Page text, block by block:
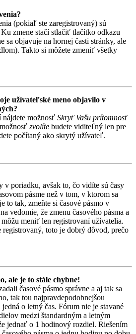
(pokiaľ ste zaregistrovaný) sú
zmene stačí stlačiť tlačítko odkazu
sa objavuje na hornej časti stránky, ale
Takto si môžete zmeniť všetky
užívateľské meno objavilo v
nájdete možnosť Skryť Vašu prítomnosť
zvolíte budete viditeľný len pre
počítaný ako skrytý užívateľ.
v poriadku, avšak to, čo vidíte sú časy
pásme než v tom, v ktorom sa
to tak, zmeňte si časové pásmo v
vedomie, že zmenu časového pásma a
môžu meniť len registrovaní užívatelia.
toto je dobrý dôvod, prečo
ale je to stále chybne!
časové pásmo správne a aj tak sa
tak tou najpravdepodobnejšou
o letný čas. Fórum nie je stavané
medzi štandardným a letným
jednať o 1 hodinový rozdiel. Riešením